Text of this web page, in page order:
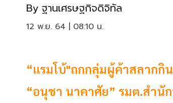
By ฐานเศรษฐกิจดิจิทัล
12 พ.ย. 64 | 08:10 น.
“แรมโบ้"ถกกลุ่มผู้ค้าสลากกิ
“อนุชา นาคาศัย” รมต.สำนั